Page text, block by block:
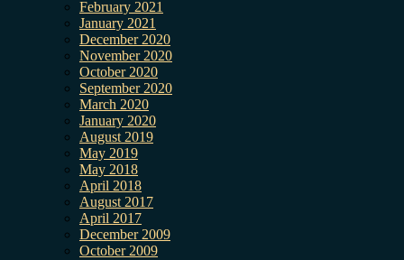
February 2021
January 2021
December 2020
November 2020
October 2020
September 2020
March 2020
January 2020
August 2019
May 2019
May 2018
April 2018
August 2017
April 2017
December 2009
October 2009